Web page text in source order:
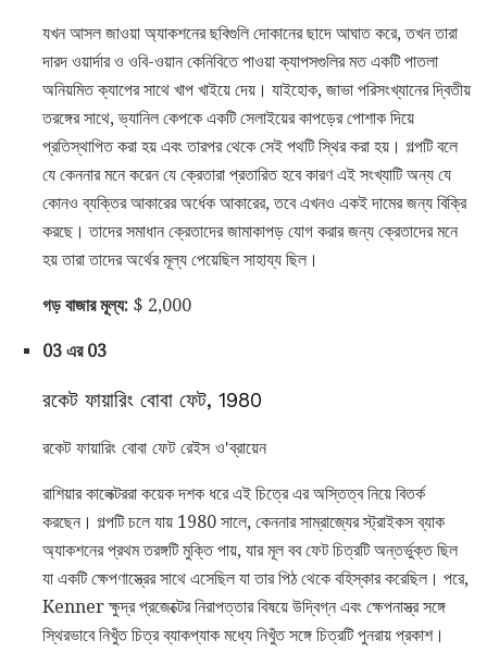
যখন আসল জাওয়া অ্যাকশনের ছবিগুলি দোকানের ছাদে আঘাত করে, তখন তারা
দারদ ওয়ার্দার ও ওবি-ওয়ান কেনিবিতে পাওয়া ক্যাপসগুলির মত একটি পাতলা
অনিয়মিত ক্যাপের সাথে খাপ খাইয়ে দেয়। যাইহোক, জাভা পরিসংখ্যানের দ্বিতীয়
তরঙ্গের সাথে, ভ্যানিল কেপকে একটি সেলাইয়ের কাপড়ের পোশাক দিয়ে
প্রতিস্থাপিত করা হয় এবং তারপর থেকে সেই পথটি স্থির করা হয়। গল্পটি বলে
যে কেননার মনে করেন যে ক্রেতারা প্রতারিত হবে কারণ এই সংখ্যাটি অন্য যে
কোনও ব্যক্তির আকারের অর্ধেক আকারের, তবে এখনও একই দামের জন্য বিক্রি
করছে। তাদের সমাধান ক্রেতাদের জামাকাপড় যোগ করার জন্য ক্রেতাদের মনে
হয় তারা তাদের অর্থের মূল্য পেয়েছিল সাহায্য ছিল।
গড় বাজার মূল্য: $ 2,000
03 এর 03
রকেট ফায়ারিং বোবা ফেট, 1980
রকেট ফায়ারিং বোবা ফেট রেইস ও'ব্রায়েন
রাশিয়ার কালেক্টররা কয়েক দশক ধরে এই চিত্রে এর অস্তিত্ব নিয়ে বিতর্ক
করছেন। গল্পটি চলে যায় 1980 সালে, কেননার সাম্রাজ্যের স্ট্রাইকস ব্যাক
অ্যাকশনের প্রথম তরঙ্গটি মুক্তি পায়, যার মূল বব ফেট চিত্রটি অন্তর্ভুক্ত ছিল
যা একটি ক্ষেপণাস্ত্রের সাথে এসেছিল যা তার পিঠ থেকে বহিস্কার করেছিল। পরে,
Kenner ক্ষুদ্র প্রজেক্টের নিরাপত্তার বিষয়ে উদ্বিগ্ন এবং ক্ষেপনাস্ত্র সঙ্গে
স্থিরভাবে নিখুঁত চিত্র ব্যাকপ্যাক মধ্যে নিখুঁত সঙ্গে চিত্রটি পুনরায় প্রকাশ।